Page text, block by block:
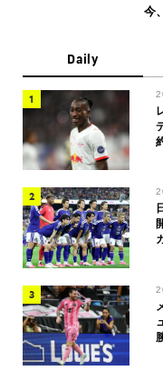
今
Daily